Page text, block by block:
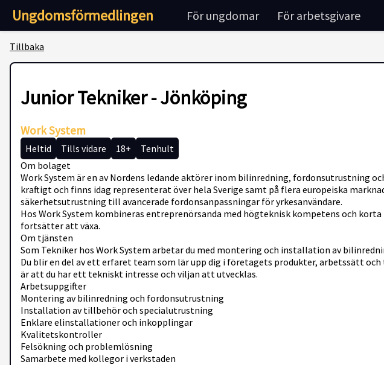
Ungdomsförmedlingen För ungdomar För arbetsgivare
Tillbaka
Junior Tekniker - Jönköping
Work System
Heltid Tills vidare 18+
Tenhult
Om bolaget
Work System är en av Nordens ledande aktörer inom bilinredning, fordonsutrustning
kraftigt och finns idag representerat över hela Sverige samt på flera europeiska
säkerhetsutrustning till avancerade fordonsanpassningar för yrkesanvändare.
Hos Work System kombineras entreprenörsanda med högteknisk kompetens och
fortsätter att växa.
Om tjänsten
Som Tekniker hos Work System arbetar du med montering och installation av
Du blir en del av ett erfaret team som lär upp dig i företagets produkter, arbetssätt
är att du har ett tekniskt intresse och viljan att utvecklas.
Arbetsuppgifter
Montering av bilinredning och fordonsutrustning
Installation av tillbehör och specialutrustning
Enklare elinstallationer och inkopplingar
Kvalitetskontroller
Felsökning och problemlösning
Samarbete med kollegor i verkstaden